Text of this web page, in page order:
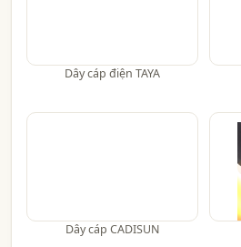
Dây cáp điện TAYA
Dây cáp CADISUN